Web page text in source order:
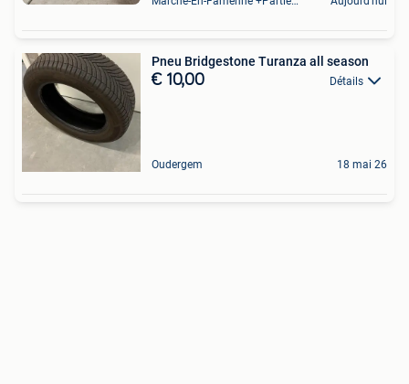
Pneu Bridgestone Turanza all season
€ 10,00 Détails
Oudergem 18 mai 26